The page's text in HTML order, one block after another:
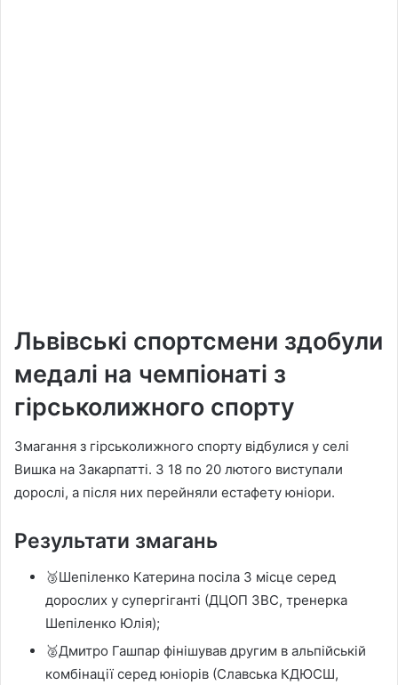
Львівські спортсмени здобули
медалі на чемпіонаті з
гірськолижного спорту
Змагання з гірськолижного спорту відбулися у селі
Вишка на Закарпатті. З 18 по 20 лютого виступали
дорослі, а після них перейняли естафету юніори.
Результати змагань
🥉Шепіленко Катерина посіла 3 місце серед
дорослих у супергіганті (ДЦОП ЗВС, тренерка
Шепіленко Юлія);
🥈Дмитро Гашпар фінішував другим в альпійській
комбінації серед юніорів (Славська КДЮСШ,